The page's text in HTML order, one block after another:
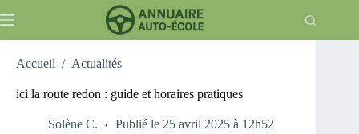
au
Accueil / Actualités
ici la route redon : guide et horaires pratiques
Solène C. Publié le 25 avril 2025 à 12h52